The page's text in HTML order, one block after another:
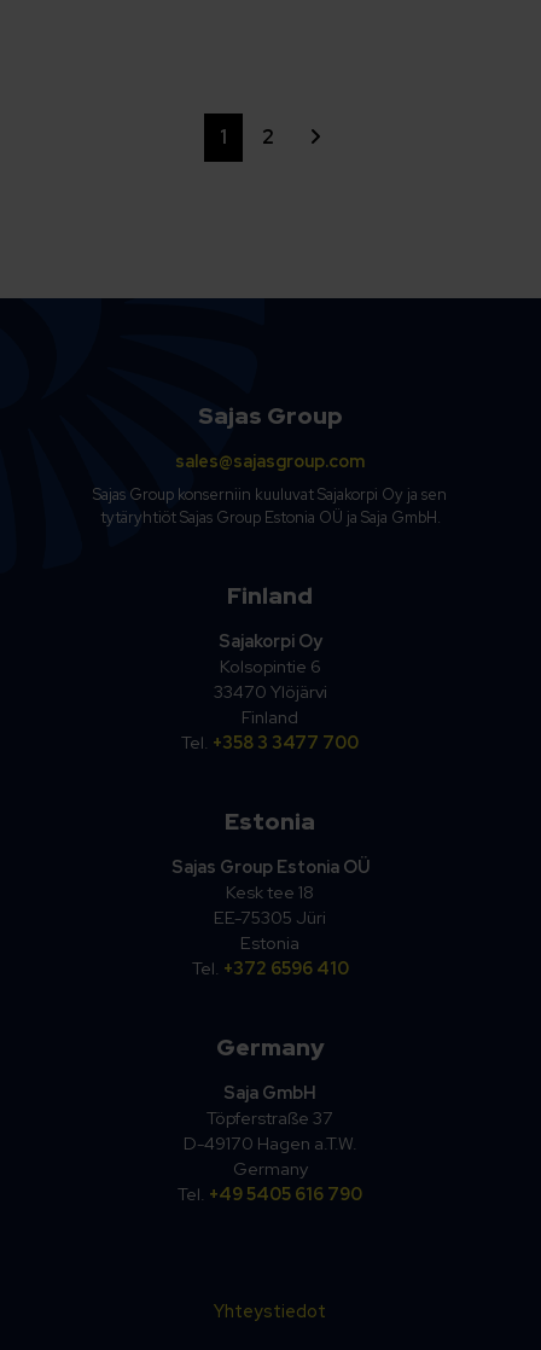
1 2
Sajas Group
sales@sajasgroup.com
Sajas Group konserniin kuuluvat Sajakorpi Oy ja sen
tytäryhtiöt Sajas Group Estonia OÜ ja Saja GmbH.
Finland
Sajakorpi Oy
Kolsopintie 6
33470 Ylöjärvi
Finland
Tel. +358 3 3477 700
Estonia
Sajas Group Estonia OÜ
Kesk tee 18
EE-75305 Jüri
Estonia
Tel. +372 6596 410
Germany
Saja GmbH
Töpferstraße 37
D-49170 Hagen a.T.W.
Germany
Tel. +49 5405 616 790
Yhteystiedot